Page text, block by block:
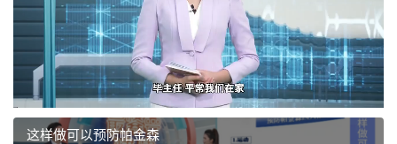
赞
生成海报 0
这样做可以预防帕金森